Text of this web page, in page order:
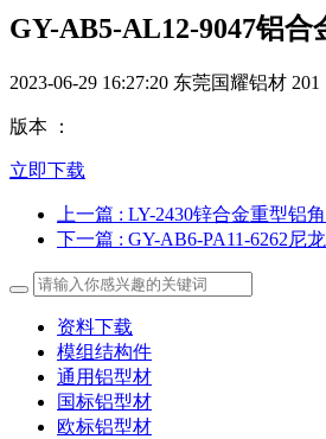
GY-AB5-AL12-9047铝合
2023-06-29 16:27:20 东莞国耀铝材 201
版本 ：
立即下载
上一篇 : LY-2430锌合金重型铝
下一篇 : GY-AB6-PA11-6262尼
资料下载
模组结构件
通用铝型材
国标铝型材
欧标铝型材